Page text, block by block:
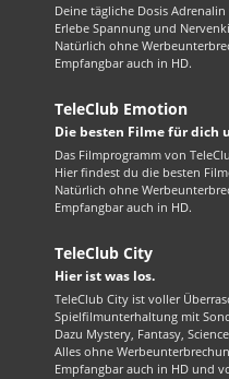
Deine tägliche Dosis
Erlebe Spannung und
Natürlich ohne
Empfangbar auch in HD.
TeleClub Emotion
Die besten Filme für dich
Das Filmprogramm von
Hier findest du die besten
Natürlich ohne
Empfangbar auch in HD.
TeleClub City
Hier ist was los.
TeleClub City ist voller
Spielfilmunterhaltung mit
Dazu Mystery, Fantasy,
Alles ohne
Empfangbar auch in HD und